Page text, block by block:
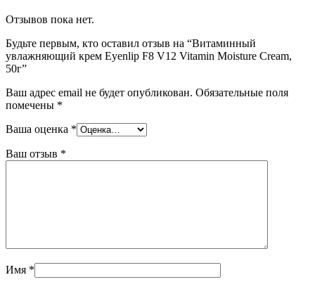
Отзывов пока нет.
Будьте первым, кто оставил отзыв на “Витаминный
увлажняющий крем Eyenlip F8 V12 Vitamin Moisture Cream,
50г”
Ваш адрес email не будет опубликован. Обязательные поля
помечены *
Ваша оценка *
Ваш отзыв *
Имя *